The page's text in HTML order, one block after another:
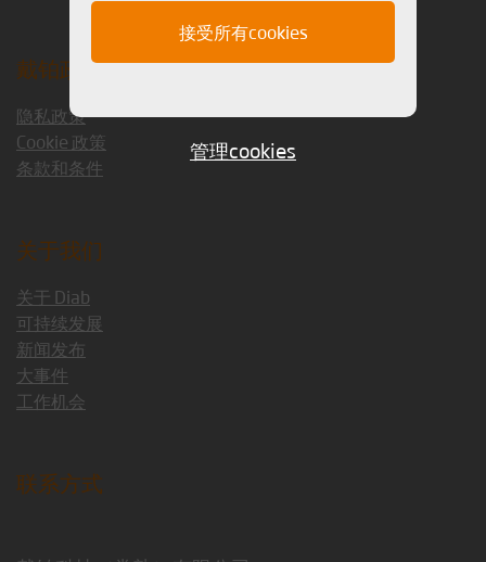
戴铂政策
隐私政策
Cookie 政策
条款和条件
关于我们
关于 Diab
可持续发展
新闻发布
大事件
工作机会
联系方式
接受所有cookies
管理cookies